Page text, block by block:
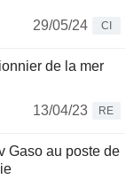
29/05/24
CI
de la mer
13/04/23
RE
Gaso au poste de